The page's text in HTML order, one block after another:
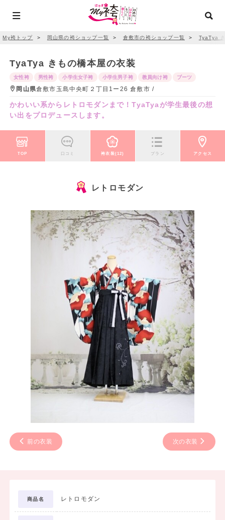
My袴トップ ＞ 岡山県の袴ショップ一覧 ＞ 倉敷市の袴ショップ一覧 ＞ TyaTya
TyaTya きもの橋本屋の衣装
女性袴 男性袴 小学生女子袴 小学生男子袴 教員向け袴 ブーツ
岡山県倉敷市玉島中央町２丁目1ー26 倉敷市 /
かわいい系からレトロモダンまで！TyaTyaが学生最後の想
い出をプロデュースします。
TOP 口コミ 袴衣装(12) プラン アクセス
レトロモダン
前の衣装 次の衣装
商品名 レトロモダン